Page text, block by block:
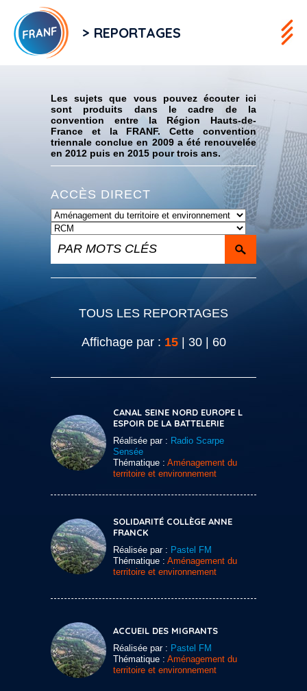
> REPORTAGES
Les sujets que vous pouvez écouter ici
sont produits dans le cadre de la
convention entre la Région Hauts-de-
France et la FRANF. Cette convention
triennale conclue en 2009 a été renouvelée
en 2012 puis en 2015 pour trois ans.
ACCÈS DIRECT
TOUS LES REPORTAGES
Affichage par : 15| 30| 60
CANAL SEINE NORD EUROPE L
ESPOIR DE LA BATTELERIE
Réalisée par : Radio Scarpe
Sensée
Thématique : Aménagement du
territoire et environnement
SOLIDARITÉ COLLÈGE ANNE
FRANCK
Réalisée par : Pastel FM
Thématique : Aménagement du
territoire et environnement
ACCUEIL DES MIGRANTS
Réalisée par : Pastel FM
Thématique : Aménagement du
territoire et environnement